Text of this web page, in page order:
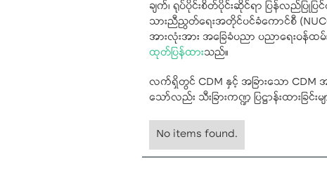
ချက်၊ ရုပ်ပိုင်းစိတ်ပိုင်းဆိုင်ရာ ပြန်လည်ပြု
သားညီညွတ်ရေးအတိုင်ပင်ခံကောင်စီ
အားလုံးအား အခြေခံပညာ ပညာရေးဝ
ထုတ်ပြန်ထားသည်။
လက်ရှိတွင် CDM နှင့် အခြားသော CDM အ
သော်လည်း သီးခြားကဏ္ဍ ပြဋ္ဌာန်းထားခြင်းမ
No items found.